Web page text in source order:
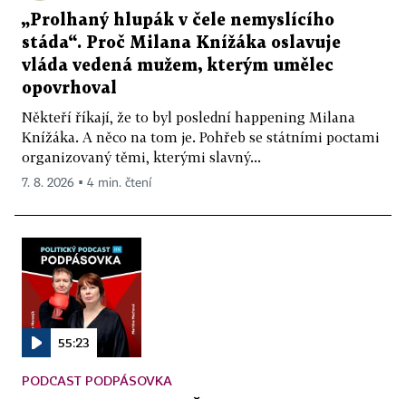
„Prolhaný hlupák v čele nemyslícího
stáda“. Proč Milana Knížáka oslavuje
vláda vedená mužem, kterým umělec
opovrhoval
Někteří říkají, že to byl poslední happening Milana
Knížáka. A něco na tom je. Pohřeb se státními poctami
organizovaný těmi, kterými slavný...
7. 8. 2026 ▪ 4 min. čtení
55:23
PODCAST PODPÁSOVKA